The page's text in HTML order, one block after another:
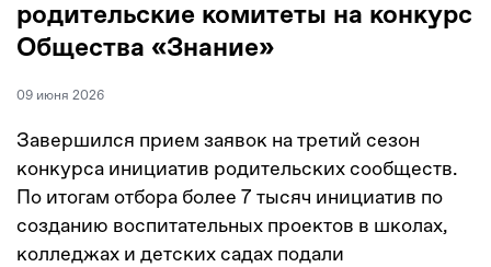
родительские комитеты на конкурс
Общества «Знание»
09 июня 2026
Завершился прием заявок на третий сезон
конкурса инициатив родительских сообществ.
По итогам отбора более 7 тысяч инициатив по
созданию воспитательных проектов в школах,
колледжах и детских садах подали